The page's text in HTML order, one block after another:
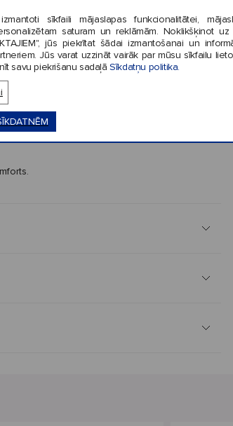
sīkfaili mājaslapas funkcionalitātei,
saturam un reklāmām. Noklikšķinot uz
jūs piekrītat šādai izmantošanai un
Jūs varat uzzināt vairāk par mūsu sīkfailu
savu piekrišanu sadaļāSīkdatņu politika.